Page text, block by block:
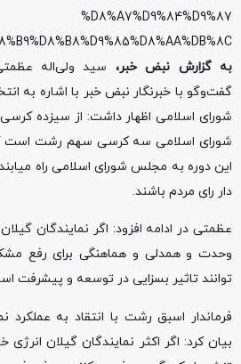
به گزارش نبض خبر، سید ولی‌اله
گفت‌وگو با خبرنگار نبض خبر با اشاره به
شورای اسلامی اظهار داشت: از سیزده
شورای اسلامی سه کرسی سهم رشت است که
این دوره به مجلس شورای اسلامی راه
دار رای مردم باشند.
عظمتی در ادامه افزود: اگر نمایندگان
وحدت و همدلی و هماهنگی برای رفع
توانند تاثیر بسزایی در توسعه و پیشرفت
فرماندار اسبق رشت با انتقاد به
بیان کرد: اگر اکثر نمایندگان گیلان